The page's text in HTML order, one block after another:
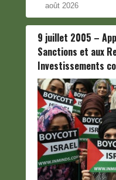
août 2026
9 juillet 2005 –
Sanctions et aux
Investissements